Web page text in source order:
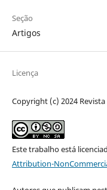
Seção
Artigos
Licença
Copyright (c) 2024
Este trabalho está
Attribution-